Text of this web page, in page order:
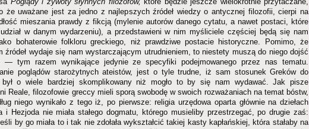
że uważane jest za jedno z najlepszych źródeł wiedzy o antycznej filozofii, cierpi na
mieszania prawdy z fikcją (mylenie autorów danego cytatu, a nawet postaci, które
udział w danym wydarzeniu), a przedstawieni w nim myśliciele częściej będą się nam
bohaterowie folkloru greckiego, niż prawdziwe postacie historyczne. Pomimo, że
źródeł wydaje się nam wystarczającym utrudnieniem, to niestety muszą do niego dojść
— tym razem wynikające jedynie ze specyfiki podejmowanego przez nas tematu.
poglądów starożytnych ateistów, jest o tyle trudne, iż sam stosunek Greków do
był o wiele bardziej skomplikowany niż mogło to by się nam wydawać. Jak pisze
Reale, filozofowie greccy mieli sporą swobodę w swoich rozważaniach na temat bóstw,
niego wynikało z tego iż, po pierwsze: religia urzędowa oparta głównie na dziełach
i Hezjoda nie miała stałego dogmatu, którego musieliby przestrzegać, po drugie zaś:
by go miała to i tak nie zdołała wykształcić takiej kasty kapłańskiej, która stałaby na